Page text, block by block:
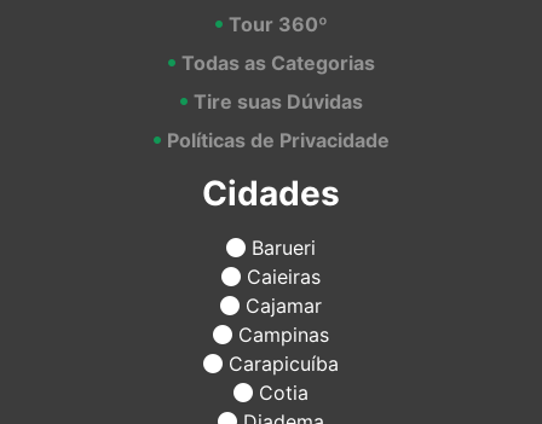
Tour 360º
Todas as Categorias
Tire suas Dúvidas
Políticas de Privacidade
Cidades
Barueri
Caieiras
Cajamar
Campinas
Carapicuíba
Cotia